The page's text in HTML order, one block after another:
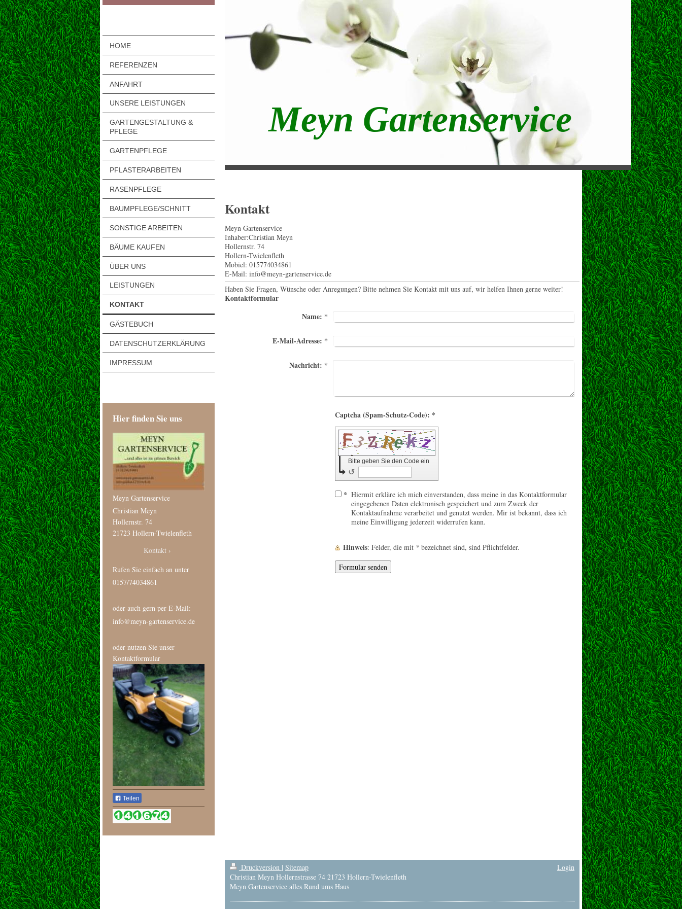
HOME
REFERENZEN
ANFAHRT
UNSERE LEISTUNGEN
GARTENGESTALTUNG &
PFLEGE
GARTENPFLEGE
PFLASTERARBEITEN
RASENPFLEGE
BAUMPFLEGE/SCHNITT
SONSTIGE ARBEITEN
BÄUME KAUFEN
ÜBER UNS
LEISTUNGEN
KONTAKT
GÄSTEBUCH
DATENSCHUTZERKLÄRUNG
IMPRESSUM
Hier finden Sie uns
Meyn Gartenservice
Christian Meyn
Hollernstr. 74
21723 Hollern-Twielenfleth
Kontakt
Rufen Sie einfach an unter
0157/74034861
oder auch gern per E-Mail:
info@meyn-gartenservice.de
oder nutzen Sie unser
Kontaktformular
Teilen
Meyn Gartenservice
Kontakt
Meyn Gartenservice
Inhaber:Christian Meyn
Hollernstr. 74
Hollern-Twielenfleth
Mobiel: 015774034861
E-Mail: info@meyn-gartenservice.de
Haben Sie Fragen, Wünsche oder Anregungen? Bitte nehmen Sie Kontakt mit uns auf, wir helfen Ihnen gerne weiter!
Kontaktformular
Name: *
E-Mail-Adresse: *
Nachricht: *
Captcha (Spam-Schutz-Code): *
Bitte geben Sie den Code ein
↺
* Hiermit erkläre ich mich einverstanden, dass meine in das Kontaktformular
eingegebenen Daten elektronisch gespeichert und zum Zweck der
Kontaktaufnahme verarbeitet und genutzt werden. Mir ist bekannt, dass ich
meine Einwilligung jederzeit widerrufen kann.
Hinweis : Felder, die mit *bezeichnet sind, sind Pflichtfelder.
Druckversion | Sitemap
Christian Meyn Hollernstrasse 74 21723 Hollern-Twielenfleth
Meyn Gartenservice alles Rund ums Haus
Login